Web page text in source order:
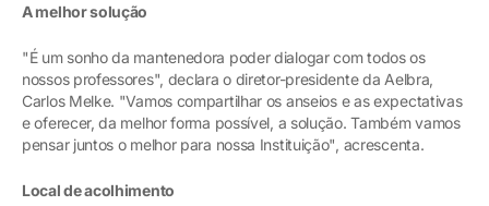
A melhor solução
"É um sonho da mantenedora poder dialogar com todos os
nossos professores", declara o diretor-presidente da Aelbra,
Carlos Melke. "Vamos compartilhar os anseios e as expectativas
e oferecer, da melhor forma possível, a solução. Também vamos
pensar juntos o melhor para nossa Instituição", acrescenta.
Local de acolhimento